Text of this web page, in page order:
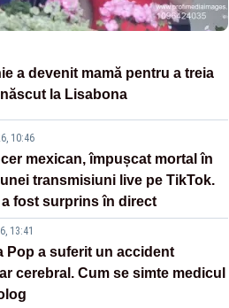
a devenit mamă pentru a treia
la Lisabona
10:46
mexican, împușcat mortal în
transmisiuni live pe TikTok.
fost surprins în direct
13:41
Pop a suferit un accident
cerebral. Cum se simte medicul